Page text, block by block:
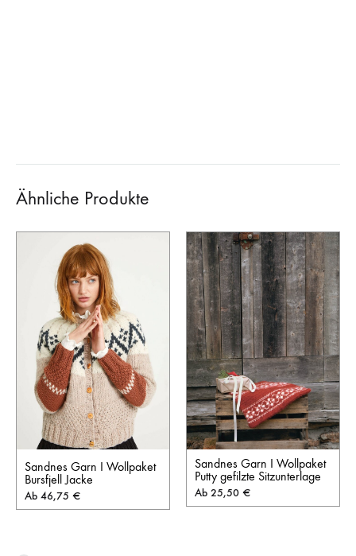
Ähnliche Produkte
Sandnes Garn I Wollpaket
Bursfjell Jacke
Ab 46,75 €
Sandnes Garn I Wollpaket
Putty gefilzte Sitzunterlage
Ab 25,50 €